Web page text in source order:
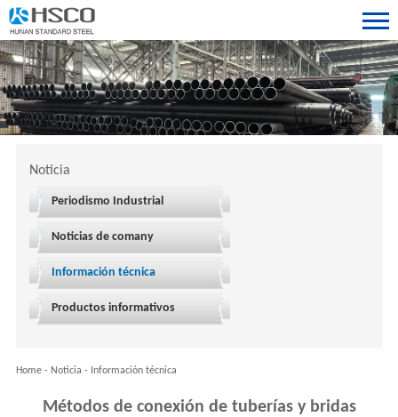
Noticia
Periodismo Industrial
Noticias de comany
Información técnica
Productos informativos
Home- Noticia - Información técnica
Métodos de conexión de tuberías y bridas